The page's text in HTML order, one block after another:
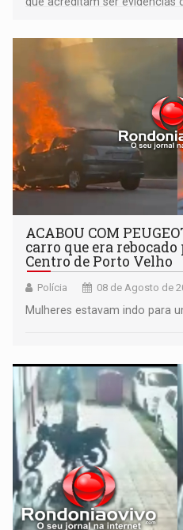
órbita
ACABOU COM
carro que era
Centro de Porto Velho
Polícia 08 de Agosto de
Mulheres estavam indo para